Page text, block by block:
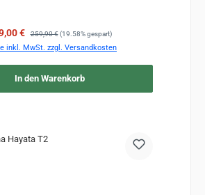
€ Regulärer Preis:
259,90 € (19.58% gespart)
inkl. MwSt. zzgl. Versandkosten
In den Warenkorb